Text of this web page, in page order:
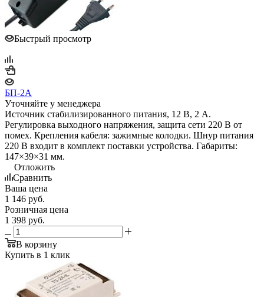
Быстрый просмотр
БП-2А
Уточняйте у менеджера
Источник стабилизированного питания, 12 В, 2 А.
Регулировка выходного напряжения, защита сети 220 В от
помех. Крепления кабеля: зажимные колодки. Шнур питания
220 В входит в комплект поставки устройства. Габариты:
147×39×31 мм.
Отложить
Сравнить
Ваша цена
1 146 руб.
Розничная цена
1 398 руб.
В корзину
Купить в 1 клик